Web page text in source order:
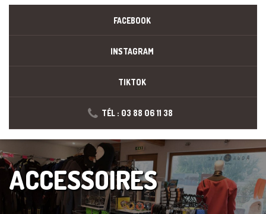
FACEBOOK
INSTAGRAM
TIKTOK
TÉL : 03 88 06 11 38
ACCESSOIRES